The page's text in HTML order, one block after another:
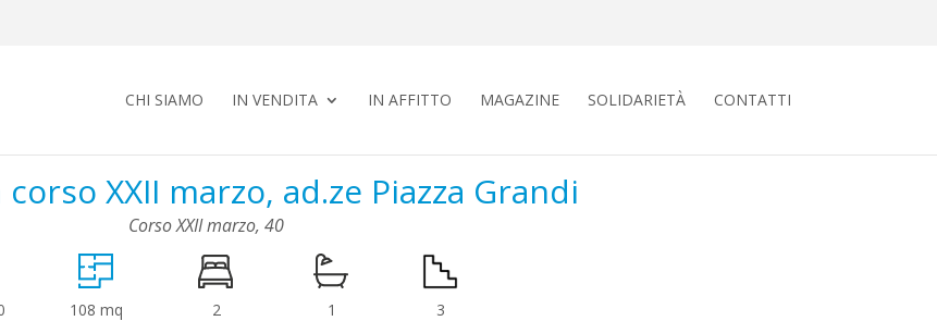
CHI SIAMO IN VENDITA IN AFFITTO MAGAZINE SOLIDARIETÀ CONTATTI
XXII marzo, ad.ze Piazza Grandi
Corso XXII marzo, 40
108 mq 2 1 3